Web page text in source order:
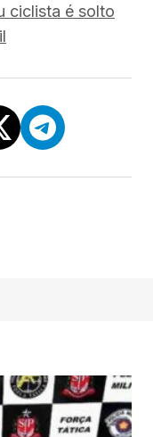
ciclista é solto